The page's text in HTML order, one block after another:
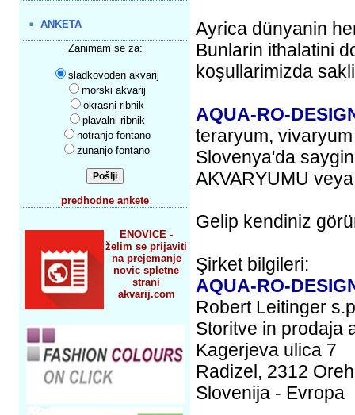
ANKETA
Zanimam se za:
sladkovoden akvarij
morski akvarij
okrasni ribnik
plavalni ribnik
notranjo fontano
zunanjo fontano
predhodne ankete
ENOVICE -
želim se prijaviti
na prejemanje
novic spletne
strani
akvarij.com
Ayrica dünyanin
Bunlarin ithalatini
koşullarimizda
AQUA-RO-
teraryum,
Slovenya'da
AKVARYUMU
Gelip kendiniz
Şirket bilgileri:
AQUA-RO-
Robert Leitinger
Storitve in prodaja
Kagerjeva ulica 7
Radizel, 2312
Slovenija - Evropa